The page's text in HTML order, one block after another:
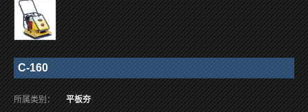
C-160
所属类别： 平板夯